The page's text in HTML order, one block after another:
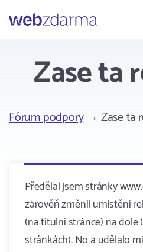
Webzdarma
Zase ta
Fórum podpory→ Zase ta
Předělal jsem stránky
zárověň změnil umístění
(na titulní stránce) na dole
stránkách). No a udělalo